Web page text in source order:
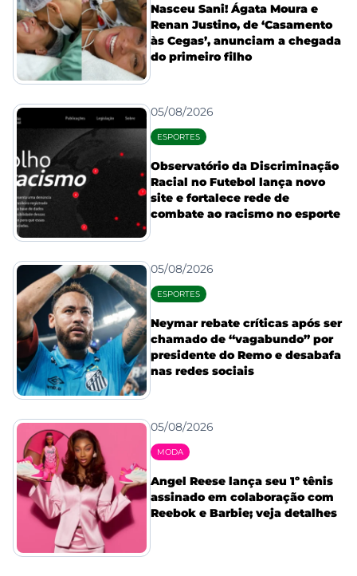
Nasceu Sani! Ágata Moura e
Renan Justino, de ‘Casamento
às Cegas’, anunciam a chegada
do primeiro filho
05/08/2026
ESPORTES
Observatório da Discriminação
Racial no Futebol lança novo
site e fortalece rede de
combate ao racismo no esporte
05/08/2026
ESPORTES
Neymar rebate críticas após ser
chamado de “vagabundo” por
presidente do Remo e desabafa
nas redes sociais
05/08/2026
MODA
Angel Reese lança seu 1º tênis
assinado em colaboração com
Reebok e Barbie; veja detalhes